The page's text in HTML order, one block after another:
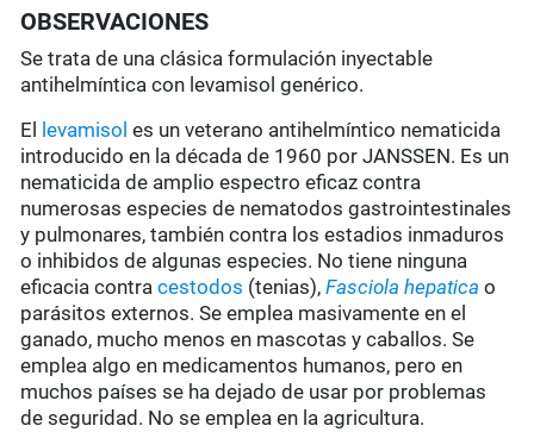
OBSERVACIONES
Se trata de una clásica formulación inyectable
antihelmíntica con levamisol genérico.
El
levamisol es un veterano antihelmíntico nematicida
introducido en la década de 1960 por JANSSEN. Es un
nematicida de amplio espectro eficaz contra
numerosas especies de nematodos gastrointestinales
y pulmonares, también contra los estadios inmaduros
o inhibidos de algunas especies. No tiene ninguna
eficacia contracestodos (tenias),Fasciola hepatica o
parásitos externos. Se emplea masivamente en el
ganado, mucho menos en mascotas y caballos. Se
emplea algo en medicamentos humanos, pero en
muchos países se ha dejado de usar por problemas
de seguridad. No se emplea en la agricultura.